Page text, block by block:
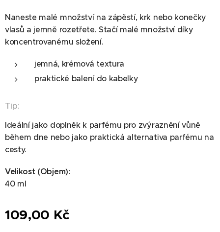
Naneste malé množství na zápěstí, krk nebo konečky
vlasů a jemně rozetřete. Stačí malé množství díky
koncentrovanému složení.
jemná, krémová textura
praktické balení do kabelky
Tip:
Ideální jako doplněk k parfému pro zvýraznění vůně
během dne nebo jako praktická alternativa parfému na
cesty.
Velikost (Objem):
40 ml
109,00 Kč